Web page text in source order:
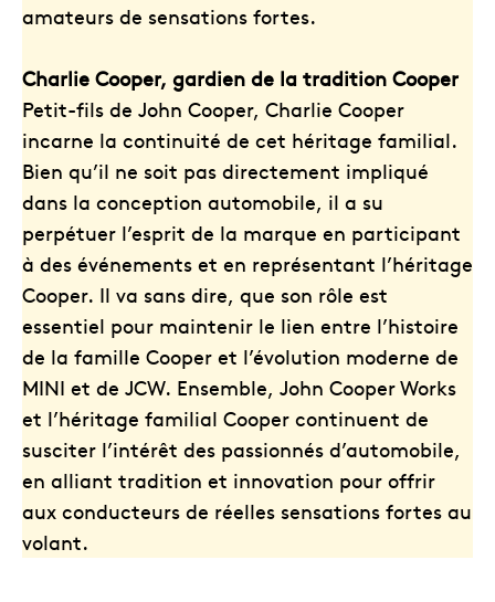
amateurs de sensations fortes.
Charlie Cooper, gardien de la tradition Cooper
Petit-fils de John Cooper, Charlie Cooper
incarne la continuité de cet héritage familial.
Bien qu’il ne soit pas directement impliqué
dans la conception automobile, il a su
perpétuer l’esprit de la marque en participant
à des événements et en représentant l’héritage
Cooper. Il va sans dire, que son rôle est
essentiel pour maintenir le lien entre l’histoire
de la famille Cooper et l’évolution moderne de
MINI et de JCW. Ensemble, John Cooper Works
et l’héritage familial Cooper continuent de
susciter l’intérêt des passionnés d’automobile,
en alliant tradition et innovation pour offrir
aux conducteurs de réelles sensations fortes au
volant.